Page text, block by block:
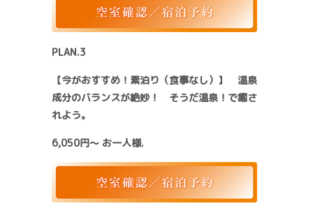
PLAN.3
【今がおすすめ！素泊り（食事なし）】 温泉
成分のバランスが絶妙！ そうだ温泉！で癒さ
れよう。
6,050円～ お一人様.